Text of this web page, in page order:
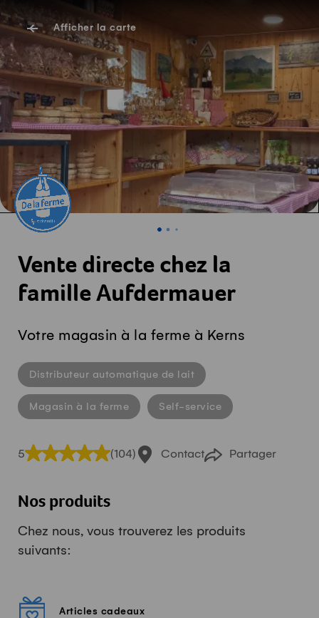
Afficher la carte
Vente directe chez la
famille Aufdermauer
Votre magasin à la ferme à Kerns
Distributeur automatique de lait
Magasin à la ferme Self-service
5 (104) Contact Partager
Nos produits
Chez nous, vous trouverez les produits
suivants:
Articles cadeaux